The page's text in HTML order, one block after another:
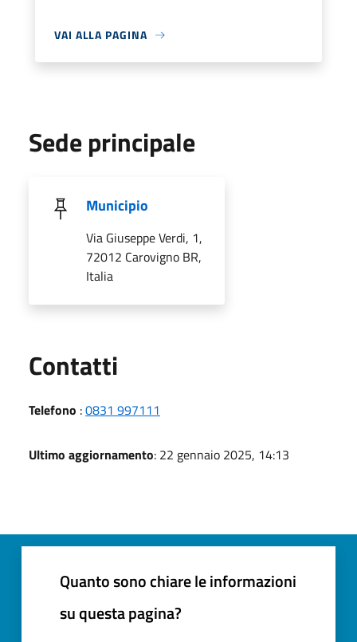
VAI ALLA PAGINA
Sede principale
Municipio
Via Giuseppe Verdi, 1,
72012 Carovigno BR,
Italia
Contatti
Telefono :0831 997111
Ultimo aggiornamento: 22 gennaio 2025, 14:13
Quanto sono chiare le informazioni
su questa pagina?